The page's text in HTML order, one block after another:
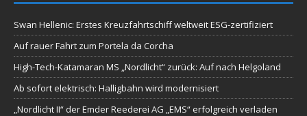
Swan Hellenic: Erstes Kreuzfahrtschiff weltweit ESG-zertifiziert
Auf rauer Fahrt zum Portela da Corcha
High-Tech-Katamaran MS „Nordlicht“ zurück: Auf nach Helgoland
Ab sofort elektrisch: Halligbahn wird modernisiert
„Nordlicht II“ der Emder Reederei AG „EMS“ erfolgreich verladen